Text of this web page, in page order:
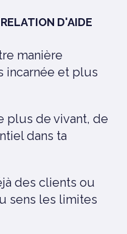
D'AIDE
manière
incarnée et plus
plus de vivant, de
dans ta
des clients ou
sens les limites